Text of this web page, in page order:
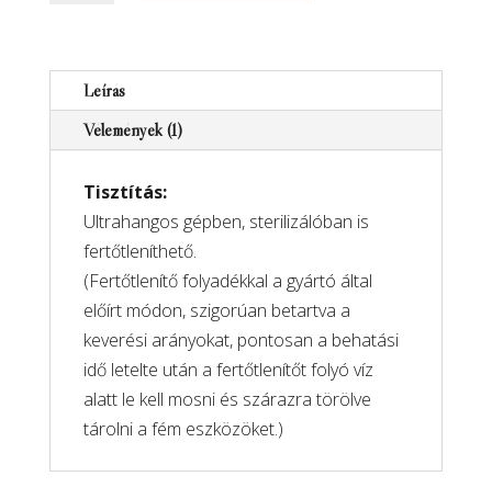
kaparò
mennyiség
Leírás
Vélemények (1)
Tisztítás:
Ultrahangos gépben, sterilizálóban is
fertőtleníthető.
(Fertőtlenítő folyadékkal a gyártó által
előírt módon, szigorúan betartva a
keverési arányokat, pontosan a behatási
idő letelte után a fertőtlenítőt folyó víz
alatt le kell mosni és szárazra törölve
tárolni a fém eszközöket.)